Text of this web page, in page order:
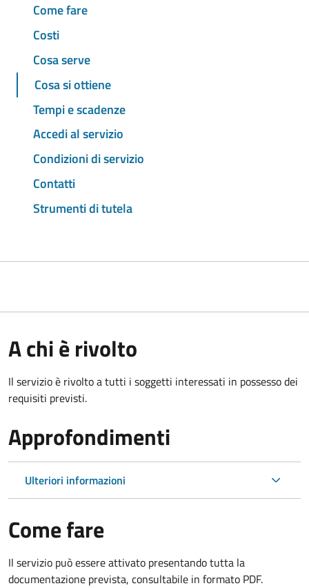
Come fare
Costi
Cosa serve
Cosa si ottiene
Tempi e scadenze
Accedi al servizio
Condizioni di servizio
Contatti
Strumenti di tutela
A chi è rivolto
Il servizio è rivolto a tutti i soggetti interessati in possesso dei
requisiti previsti.
Approfondimenti
Ulteriori informazioni
Come fare
Il servizio può essere attivato presentando tutta la
documentazione prevista, consultabile in formato PDF.